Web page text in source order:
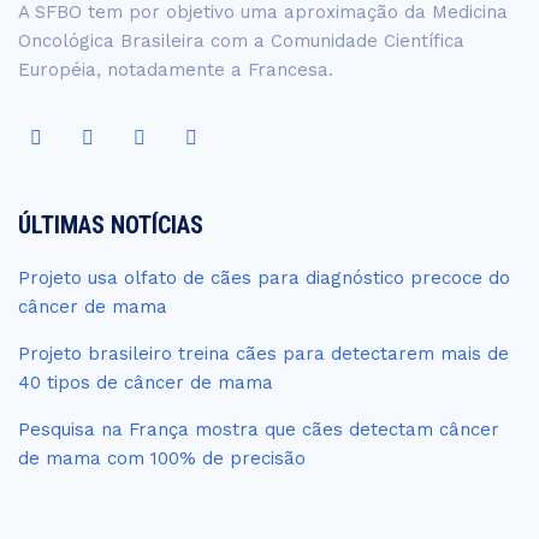
A SFBO tem por objetivo uma aproximação da Medicina
Oncológica Brasileira com a Comunidade Científica
Européia, notadamente a Francesa.
ÚLTIMAS NOTÍCIAS
Projeto usa olfato de cães para diagnóstico precoce do
câncer de mama
Projeto brasileiro treina cães para detectarem mais de
40 tipos de câncer de mama
Pesquisa na França mostra que cães detectam câncer
de mama com 100% de precisão